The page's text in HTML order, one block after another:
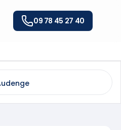
09 78 45 27 40
Audenge